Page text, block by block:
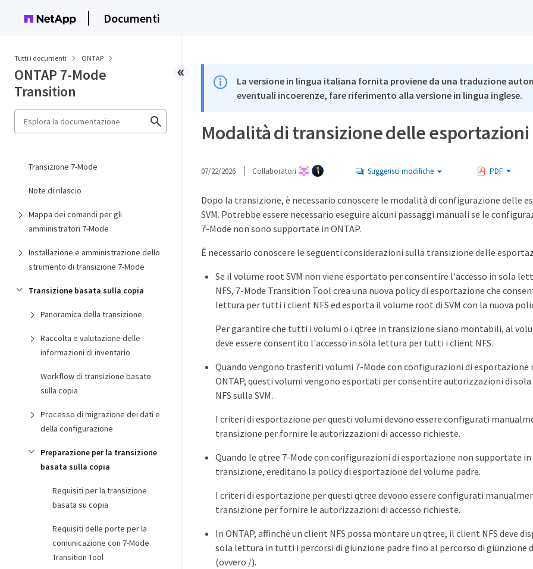
Documenti
Tutti i documenti ONTAP
ONTAP 7-Mode
Transition
Transizione 7-Mode
Note di rilascio
Mappa dei comandi per gli
amministratori 7-Mode
Installazione e amministrazione dello
strumento di transizione 7-Mode
Transizione basata sulla copia
Panoramica della transizione
Raccolta e valutazione delle
informazioni di inventario
Workflow di transizione basato
sulla copia
Processo di migrazione dei dati e
della configurazione
Preparazione per la transizione
basata sulla copia
Requisiti per la transizione
basata su copia
Requisiti delle porte per la
comunicazione con 7-Mode
Transition Tool
La versione in lingua italiana fornita proviene da una traduzione
eventuali incoerenze, fare riferimento alla versione in lingua inglese.
Modalità di transizione delle esportazioni
07/22/2026 Collaboratori Suggerisci modifiche PDF
Dopo la transizione, è necessario conoscere le modalità di configurazione delle
SVM. Potrebbe essere necessario eseguire alcuni passaggi manuali se le
7-Mode non sono supportate in ONTAP.
È necessario conoscere le seguenti considerazioni sulla transizione delle
Se il volume root SVM non viene esportato per consentire l'accesso in sola
NFS, 7-Mode Transition Tool crea una nuova policy di esportazione che
lettura per tutti i client NFS ed esporta il volume root di SVM con la nuova
Per garantire che tutti i volumi o i qtree in transizione siano montabili, al
deve essere consentito l'accesso in sola lettura per tutti i client NFS.
Quando vengono trasferiti volumi 7-Mode con configurazioni di
ONTAP, questi volumi vengono esportati per consentire autorizzazioni di
NFS sulla SVM.
I criteri di esportazione per questi volumi devono essere configurati
transizione per fornire le autorizzazioni di accesso richieste.
Quando le qtree 7-Mode con configurazioni di esportazione non supportate in
transizione, ereditano la policy di esportazione del volume padre.
I criteri di esportazione per questi qtree devono essere configurati
transizione per fornire le autorizzazioni di accesso richieste.
In ONTAP, affinché un client NFS possa montare un qtree, il client NFS deve
sola lettura in tutti i percorsi di giunzione padre fino al percorso di giunzione
(ovvero /).